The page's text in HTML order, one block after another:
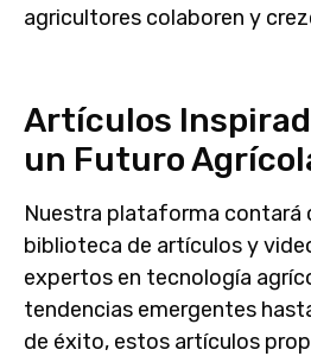
agricultores colaboren y
Artículos
un Futuro
Nuestra plataforma contará
biblioteca de artículos y
expertos en tecnología
tendencias emergentes
de éxito, estos artículos